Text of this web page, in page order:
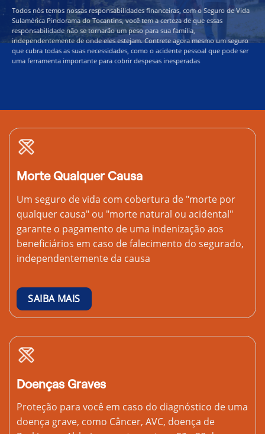
Todos nós temos nossas responsabilidades financeiras, com o Seguro de Vida
Sulamérica Pindorama do Tocantins, você tem a certeza de que essas
responsabilidade não se tornarão um peso para sua família,
independentemente de onde eles estejam. Contrete agora mesmo um seguro
que cubra todas as suas necessidades, como o acidente pessoal que pode ser
uma ferramenta importante para cobrir despesas inesperadas
Morte Qualquer Causa
Um seguro de vida com cobertura de "morte por
qualquer causa" ou "morte natural ou acidental"
garante o pagamento de uma indenização aos
beneficiários em caso de falecimento do segurado,
independentemente da causa
SAIBA MAIS
Doenças Graves
Proteção para você em caso do diagnóstico de uma
doença grave, como Câncer, AVC, doença de